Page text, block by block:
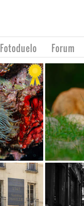
Fotoduelo Forum